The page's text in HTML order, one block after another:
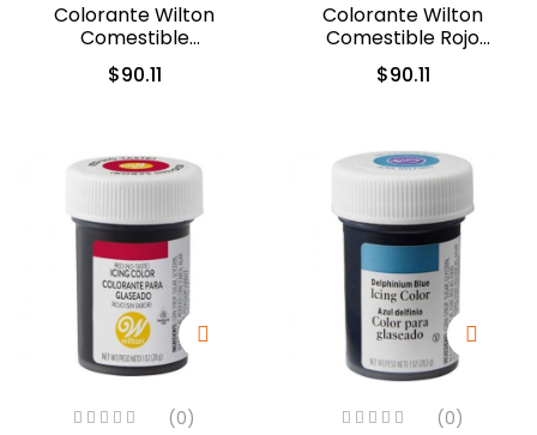
Colorante Wilton
Comestible
Naranja/Orange 28.3gr.
(04-0-0032)
$90.11
Colorante Wilton
Comestible Rojo
Navidad/Christmas Red
28.3gr. (04-0-0042)
$90.11
(0) (0)